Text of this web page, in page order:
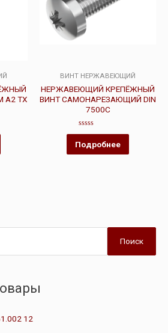
A2 TX
ВИНТ НЕРЖАВЕЮЩИЙ
НЕРЖАВЕЮЩИЙ КРЕПЁЖНЫЙ
ВИНТ САМОНАРЕЗАЮЩИЙ DIN
7500C
Оценка
из
5
Подробнее
Поиск
12